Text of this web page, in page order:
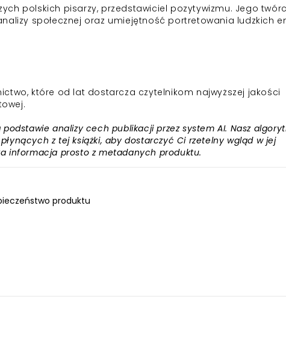
polskich pisarzy, przedstawiciel pozytywizmu. Jego
społecznej oraz umiejętność portretowania ludzkich
które od lat dostarcza czytelnikom najwyższej jakości
analizy cech publikacji przez system AI. Nasz
z tej książki, aby dostarczyć Ci rzetelny wgląd w jej
informacja prosto z metadanych produktu.
produktu